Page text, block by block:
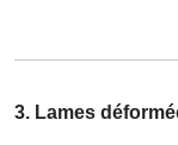
3. Lames